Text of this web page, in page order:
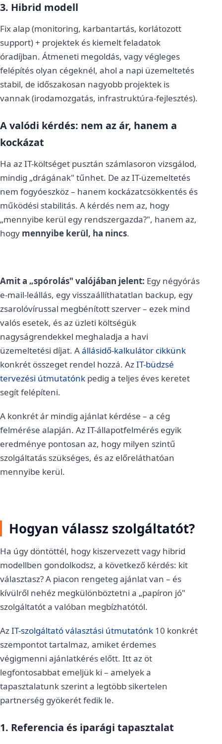
3. Hibrid modell
Fix alap (monitoring, karbantartás, korlátozott
support) + projektek és kiemelt feladatok
óradíjban. Átmeneti megoldás, vagy végleges
felépítés olyan cégeknél, ahol a napi üzemeltetés
stabil, de időszakosan nagyobb projektek is
vannak (irodamozgatás, infrastruktúra-fejlesztés).
A valódi kérdés: nem az ár, hanem a
kockázat
Ha az IT-költséget pusztán számlasoron vizsgálod,
mindig „drágának" tűnhet. De az IT-üzemeltetés
nem fogyóeszköz – hanem kockázatcsökkentés és
működési stabilitás. A kérdés nem az, hogy
„mennyibe kerül egy rendszergazda?", hanem az,
hogy mennyibe kerül, ha nincs.
Amit a „spórolás" valójában jelent: Egy négyórás
e-mail-leállás, egy visszaállíthatatlan backup, egy
zsarolóvírussal megbénított szerver – ezek mind
valós esetek, és az üzleti költségük
nagyságrendekkel meghaladja a havi
üzemeltetési díjat. Aállásidő-kalkulátor cikkünk
konkrét összeget rendel hozzá. AzIT-büdzsé
tervezési útmutatónk pedig a teljes éves keretet
segít felépíteni.
A konkrét ár mindig ajánlat kérdése – a cég
felmérése alapján. Az IT-állapotfelmérés egyik
eredménye pontosan az, hogy milyen szintű
szolgáltatás szükséges, és az előreláthatóan
mennyibe kerül.
Hogyan válassz szolgáltatót?
Ha úgy döntöttél, hogy kiszervezett vagy hibrid
modellben gondolkodsz, a következő kérdés: kit
választasz? A piacon rengeteg ajánlat van – és
kívülről nehéz megkülönböztetni a „papíron jó"
szolgáltatót a valóban megbízhatótól.
AzIT-szolgáltató választási útmutatónk 10 konkrét
szempontot tartalmaz, amiket érdemes
végigmenni ajánlatkérés előtt. Itt az öt
legfontosabbat emeljük ki – amelyek a
tapasztalatunk szerint a legtöbb sikertelen
partnerség gyökerét fedik le.
1. Referencia és iparági tapasztalat